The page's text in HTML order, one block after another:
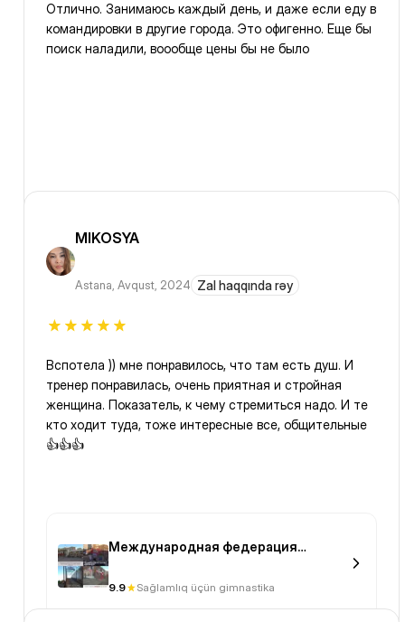
Отлично. Занимаюсь каждый день, и даже если еду в
командировки в другие города. Это офигенно. Еще бы
поиск наладили, воообще цены бы не было
MIKOSYA
Astana, Avqust, 2024 Zal haqqında rəy
Вспотела )) мне понравилось, что там есть душ. И
тренер понравилась, очень приятная и стройная
женщина. Показатель, к чему стремиться надо. И те
кто ходит туда, тоже интересные все, общительные
👍👍👍
Международная федерация
9.9 Sağlamlıq üçün gimnastika